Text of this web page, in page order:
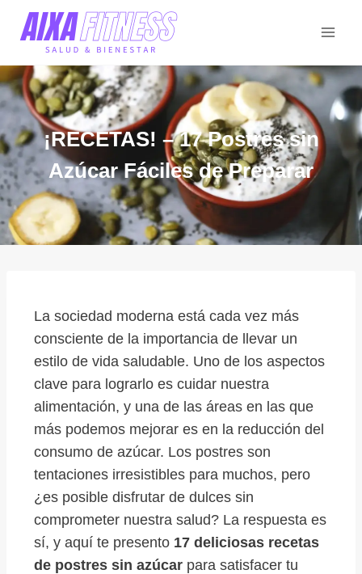
¡RECETAS! – 17 Postres sin
Azúcar Fáciles de Preparar
La sociedad moderna está cada vez más
consciente de la importancia de llevar un
estilo de vida saludable. Uno de los aspectos
clave para lograrlo es cuidar nuestra
alimentación, y una de las áreas en las que
más podemos mejorar es en la reducción del
consumo de azúcar. Los postres son
tentaciones irresistibles para muchos, pero
¿es posible disfrutar de dulces sin
comprometer nuestra salud? La respuesta es
sí, y aquí te presento 17 deliciosas recetas
de postres sin azúcar para satisfacer tu